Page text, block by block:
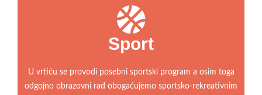
Sport
U vrtiću se provodi posebni sportski program a osim toga
odgojno obrazovni rad obogaćujemo sportsko-rekreativnim